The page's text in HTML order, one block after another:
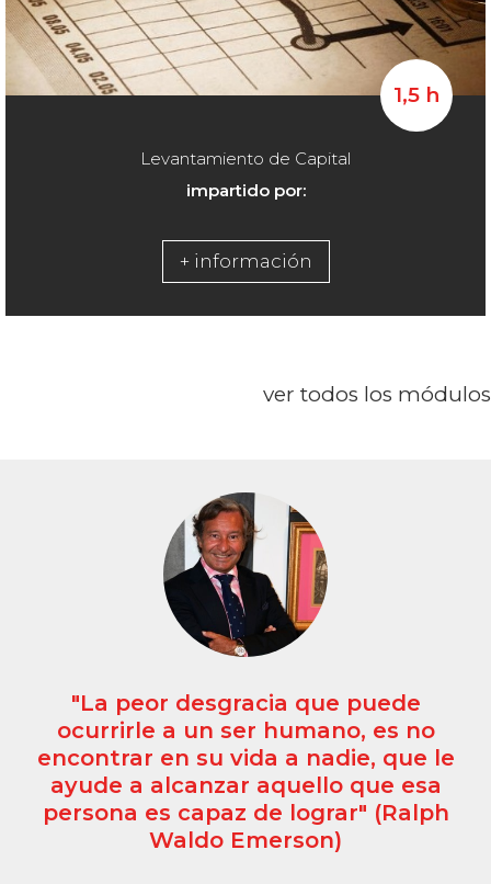
1,5 h
Levantamiento de Capital
impartido por:
+ información
ver todos los módulos
que puede
es no
nadie, que le
que esa
(Ralph
"La
oportunidades,
riesgos, que el
necesita